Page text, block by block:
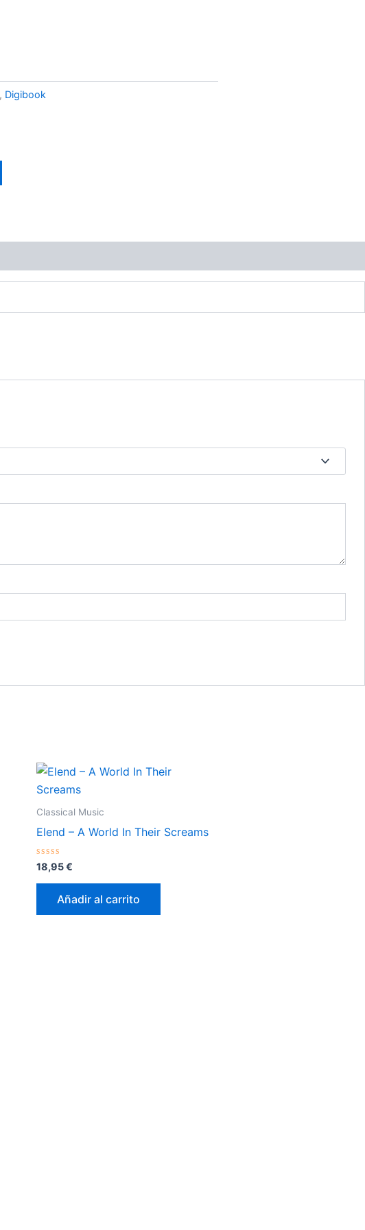
, Digibook
Classical Music
Elend – A World In Their Screams
Valorado
con
0
18,95€
Añadir al carrito